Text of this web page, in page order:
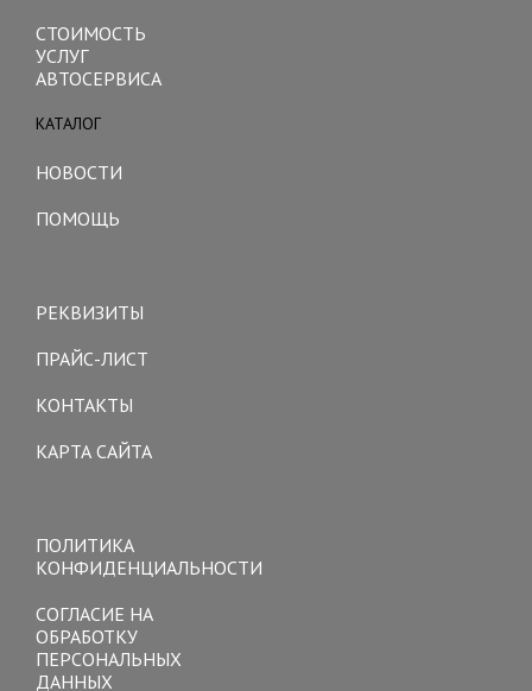
СТОИМОСТЬ
УСЛУГ
АВТОСЕРВИСА
КАТАЛОГ
НОВОСТИ
ПОМОЩЬ
РЕКВИЗИТЫ
ПРАЙС-ЛИСТ
КОНТАКТЫ
КАРТА САЙТА
ПОЛИТИКА
КОНФИДЕНЦИАЛЬНОСТИ
СОГЛАСИЕ НА
ОБРАБОТКУ
ПЕРСОНАЛЬНЫХ
ДАННЫХ